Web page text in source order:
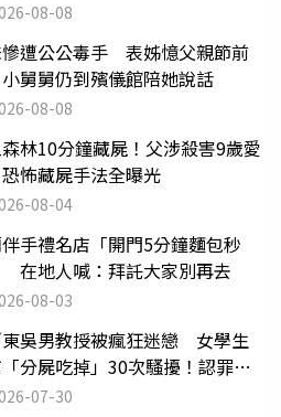
08-08
遭公公毒手 表姊憶父親節前
舅舅仍到殯儀館陪她說話
08-08
林10分鐘藏屍！父涉殺害9歲愛
怖藏屍手法全曝光
08-04
手禮名店「開門5分鐘麵包秒
在地人喊：拜託大家別再去
08-03
吳男教授被瘋狂迷戀 女學生
分屍吃掉」30次騷擾！認罪免
07-30